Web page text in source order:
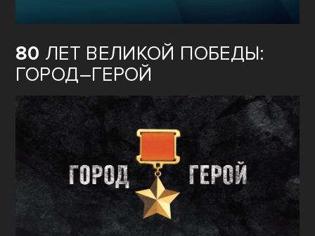
80 ЛЕТ ВЕЛИКОЙ ПОБЕДЫ:
ГОРОД–ГЕРОЙ